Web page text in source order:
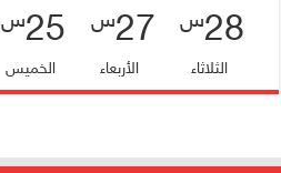
28س
الثلاثاء
27س
الأربعاء
25س
الخميس